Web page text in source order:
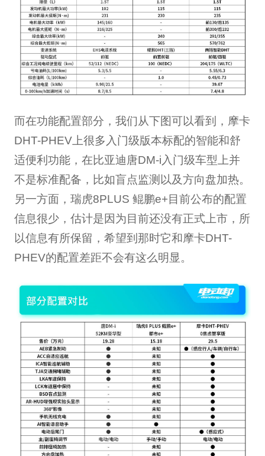
而在功能配置部分，我们从下图可以看到，摩卡
DHT-PHEV上很多入门级版本标配的智能和舒
适便利功能，在比亚迪唐DM-i入门级车型上并
不是标准配备，比如盲点监测以及方向盘加热。
另一方面，瑞虎8PLUS 鲲鹏e+目前公布的配置
信息很少，估计是因为目前还没有正式上市，所
以信息有所保留，希望到那时它和摩卡DHT-
PHEV的配置差距不会有这么明显。